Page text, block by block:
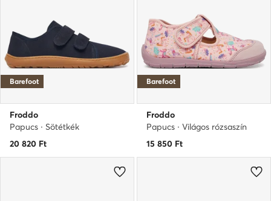
Barefoot
Froddo
Papucs · Sötétkék
20 820 Ft
Barefoot
Froddo
Papucs · Világos rózsaszín
15 850 Ft